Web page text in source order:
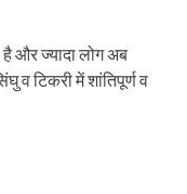
है और ज्यादा लोग अब
व टिकरी में शांतिपूर्ण व